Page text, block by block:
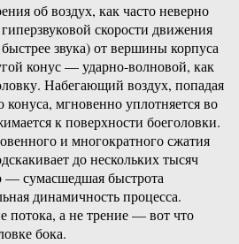
об воздух, как часто неверно
скорости движения
звука) от вершины корпуса
конус — ударно-волновой, как
Набегающий воздух, попадая
конуса, мгновенно уплотняется во
к поверхности боеголовки.
и многократного сжатия
до нескольких тысяч
— сумасшедшая быстрота
динамичность процесса.
потока, а не трение — вот что
бока.